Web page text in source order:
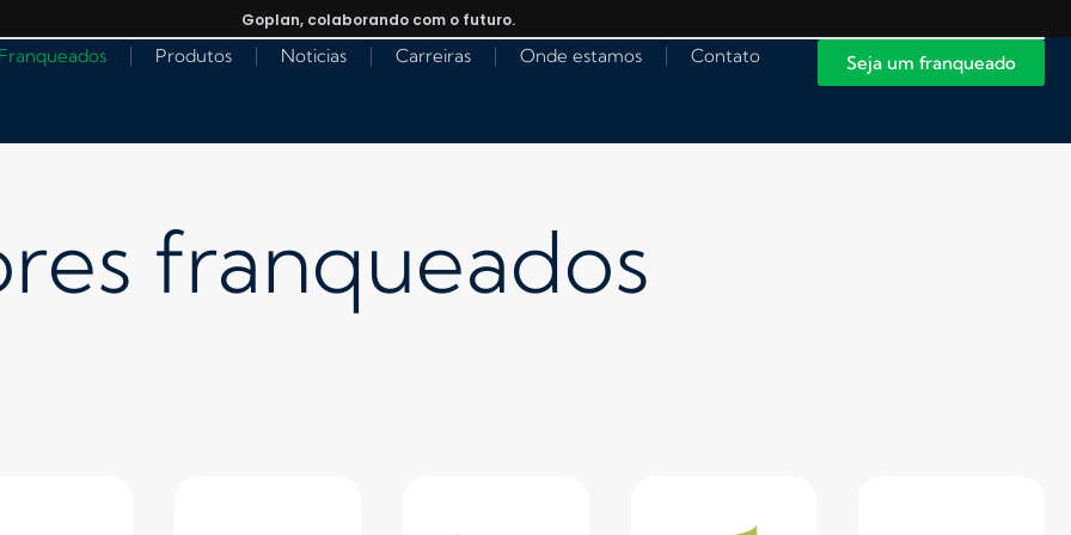
Goplan, colaborando com o futuro.
Franqueados Produtos Noticias Carreiras Onde estamos Contato Seja um franqueado
franqueados